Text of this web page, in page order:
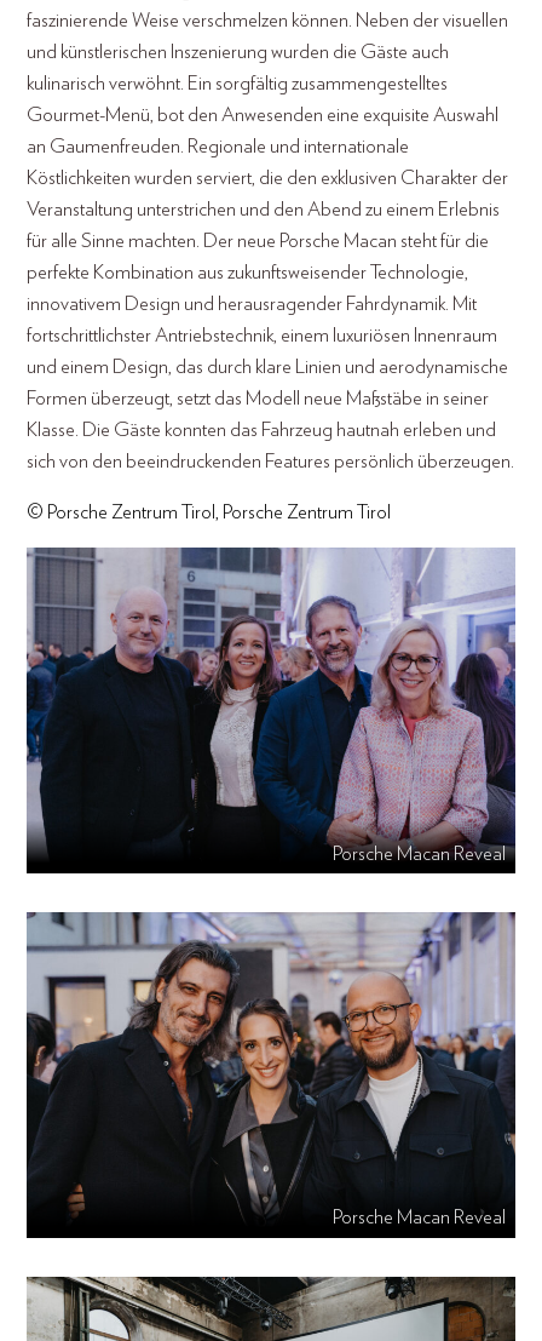
faszinierende Weise verschmelzen können. Neben der visuellen
und künstlerischen Inszenierung wurden die Gäste auch
kulinarisch verwöhnt. Ein sorgfältig zusammengestelltes
Gourmet-Menü, bot den Anwesenden eine exquisite Auswahl
an Gaumenfreuden. Regionale und internationale
Köstlichkeiten wurden serviert, die den exklusiven Charakter der
Veranstaltung unterstrichen und den Abend zu einem Erlebnis
für alle Sinne machten. Der neue Porsche Macan steht für die
perfekte Kombination aus zukunftsweisender Technologie,
innovativem Design und herausragender Fahrdynamik. Mit
fortschrittlichster Antriebstechnik, einem luxuriösen Innenraum
und einem Design, das durch klare Linien und aerodynamische
Formen überzeugt, setzt das Modell neue Maßstäbe in seiner
Klasse. Die Gäste konnten das Fahrzeug hautnah erleben und
sich von den beeindruckenden Features persönlich überzeugen.
© Porsche Zentrum Tirol, Porsche Zentrum Tirol
Porsche Macan Reveal
Porsche Macan Reveal